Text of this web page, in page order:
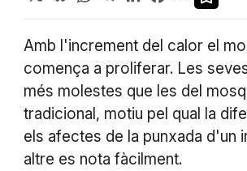
Amb l'increment del calor el
comença a proliferar. Les
més molestes que les del
tradicional, motiu pel qual la
els afectes de la punxada d'un
altre es nota fàcilment.